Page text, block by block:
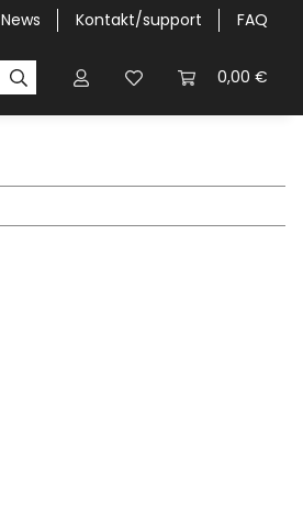
News Kontakt/support FAQ
0,00 €
Halbgaragen / Kapuzen nach